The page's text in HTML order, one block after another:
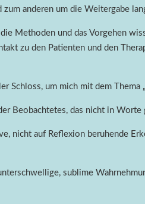
anderen um die Weitergabe
Methoden und das Vorgehen
zu den Patienten und den
Schloss, um mich mit dem Thema
Beobachtetes, das nicht in
nicht auf Reflexion beruhende
sublime